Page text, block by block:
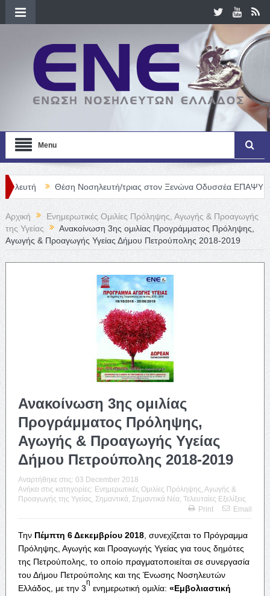
Menu
Θέση Νοσηλευτή/τριας στον Ξενώνα Οδυσσέα ΕΠΑΨΥ Γενική
Αρχική
Ενημερωτικές Ομιλίες Πρόληψης, Αγωγής & Προαγωγής
της Υγείας
Ανακοίνωση 3ης ομιλίας Προγράμματος Πρόληψης,
Αγωγής & Προαγωγής Υγείας Δήμου Πετρούπολης 2018-2019
Ανακοίνωση 3ης ομιλίας
Προγράμματος Πρόληψης,
Αγωγής & Προαγωγής Υγείας
Δήμου Πετρούπολης 2018-2019
Αναρτήθηκε στις: 03 December 2018
Ανήκει στις κατηγορίες: Ενημερωτικές Ομιλίες Πρόληψης, Αγωγής &
Προαγωγής της Υγείας, Σημαντικά, Σημαντικά Νέα, Τελευταίες Εξελίξεις
Print
Email
Την Πέμπτη 6 Δεκεμβρίου 2018, συνεχίζεται το Πρόγραμμα
Πρόληψης, Αγωγής και Προαγωγής Υγείας για τους δημότες
της Πετρούπολης, το οποίο πραγματοποιείται σε συνεργασία
του Δήμου Πετρούπολης και της Ένωσης Νοσηλευτών
Ελλάδος, με την 3
η
ενημερωτική ομιλία: «Εμβολιαστική